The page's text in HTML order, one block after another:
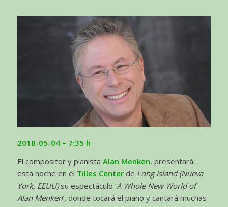
2018-05-04 – 7:35 h
El compositor y pianista Alan Menken, presentará
esta noche en el Tilles Centerde Long Island (Nueva
York, EEUU)su espectáculo ‘A Whole New World of
Alan Menken’, donde tocará el piano y cantará muchas